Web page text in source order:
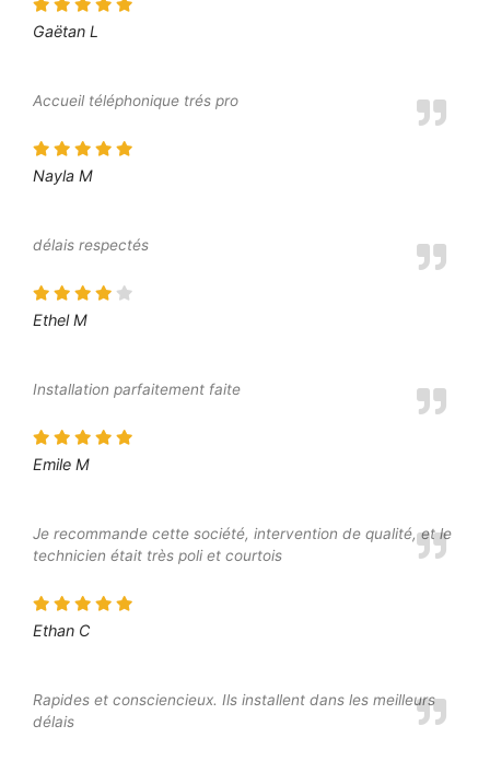
Gaëtan L
Accueil téléphonique trés pro
Nayla M
délais respectés
Ethel M
Installation parfaitement faite
Emile M
Je recommande cette société, intervention de qualité, et le
technicien était très poli et courtois
Ethan C
Rapides et consciencieux. Ils installent dans les meilleurs
délais